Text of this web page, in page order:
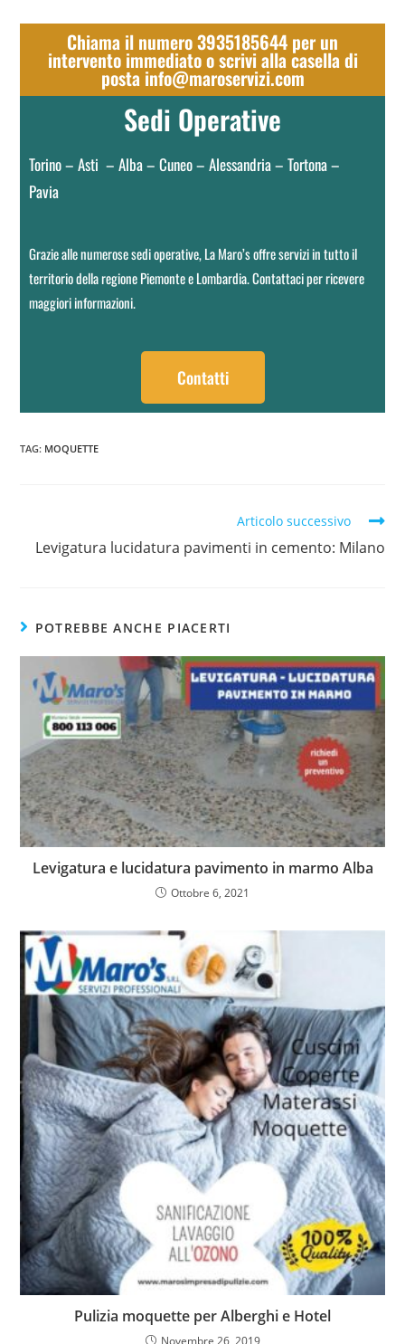
Chiama il numero 3935185644 per un
intervento immediato o scrivi alla casella di
posta info@maroservizi.com
Sedi Operative
Torino – Asti – Alba – Cuneo – Alessandria – Tortona –
Pavia
Grazie alle numerose sedi operative, La Maro’s offre servizi in tutto il
territorio della regione Piemonte e Lombardia. Contattaci per ricevere
maggiori informazioni.
Contatti
TAG: MOQUETTE
Articolo successivo
Levigatura lucidatura pavimenti in cemento: Milano
POTREBBE ANCHE PIACERTI
Levigatura e lucidatura pavimento in marmo Alba
Ottobre 6, 2021
Pulizia moquette per Alberghi e Hotel
Novembre 26, 2019